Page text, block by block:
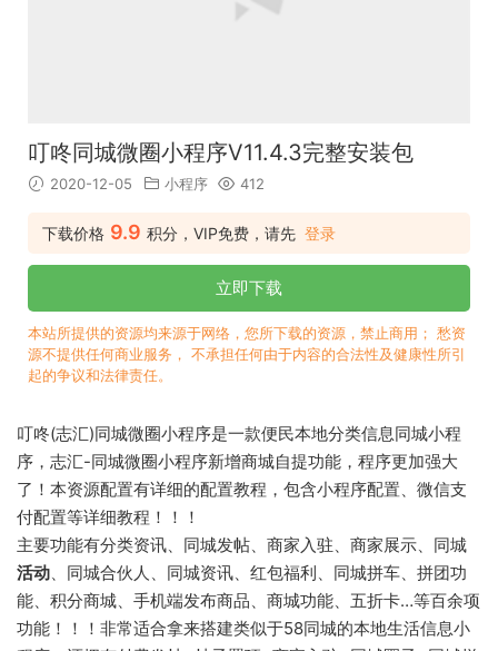
叮咚同城微圈小程序V11.4.3完整安装包
2020-12-05 小程序 412
下载价格 9.9 积分，VIP免费，请先 登录
立即下载
本站所提供的资源均来源于网络，您所下载的资源，禁止商用； 愁资
源不提供任何商业服务， 不承担任何由于内容的合法性及健康性所引
起的争议和法律责任。
叮咚(志汇)同城微圈小程序是一款便民本地分类信息同城小程
序，志汇-同城微圈小程序新增商城自提功能，程序更加强大
了！本资源配置有详细的配置教程，包含小程序配置、微信支
付配置等详细教程！！！
主要功能有分类资讯、同城发帖、商家入驻、商家展示、同城
活动、同城合伙人、同城资讯、红包福利、同城拼车、拼团功
能、积分商城、手机端发布商品、商城功能、五折卡…等百余项
功能！！！非常适合拿来搭建类似于58同城的本地生活信息小